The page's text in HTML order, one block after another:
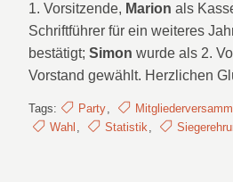
1. Vorsitzende, Marion als
Schriftführer für ein weiteres
bestätigt;Simon wurde als 2.
Vorstand gewählt. Herzlichen
Tags: Party,
Wahl , Statistik,